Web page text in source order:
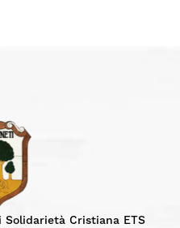
Solidarietà Cristiana ETS